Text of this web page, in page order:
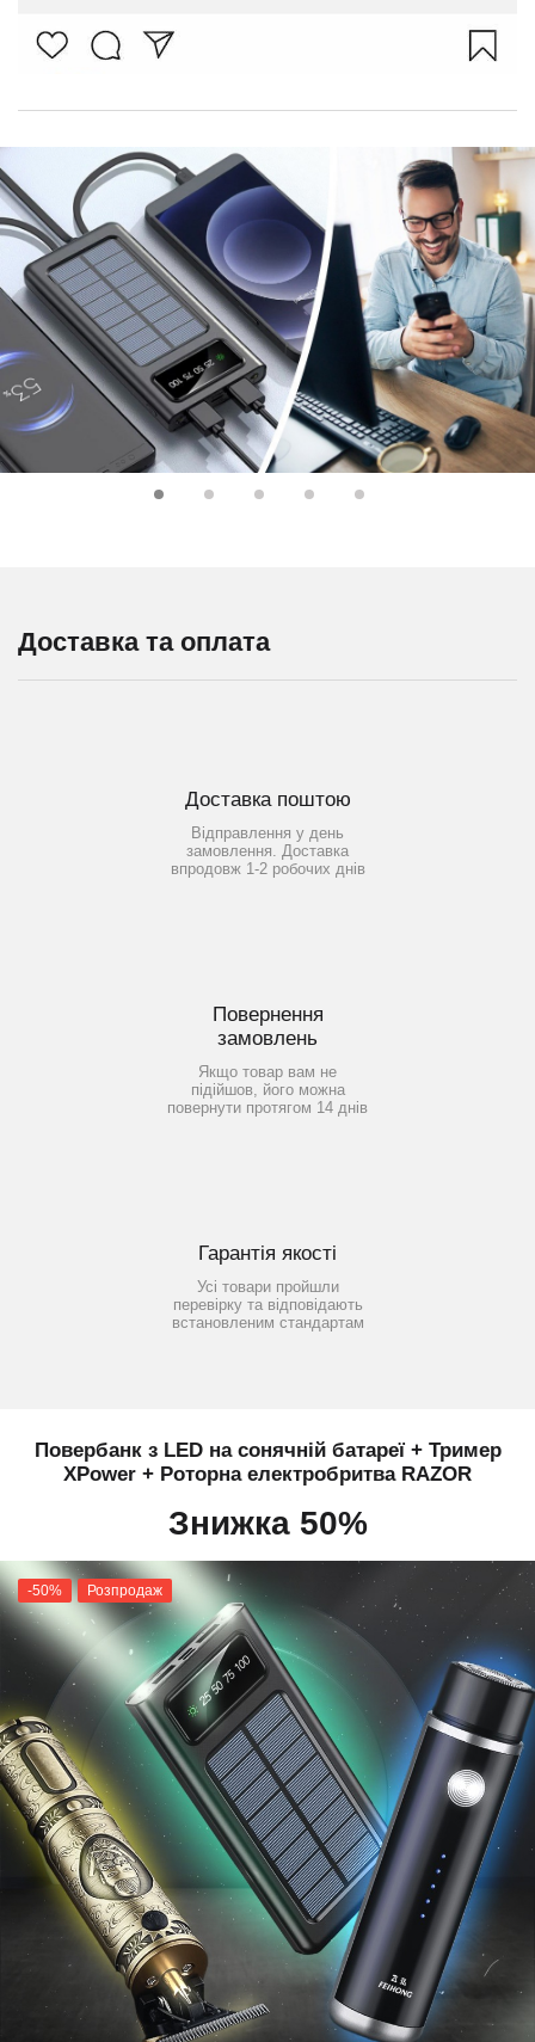
Доставка та оплата
Доставка поштою
Відправлення у день
замовлення. Доставка
впродовж 1-2 робочих днів
Повернення
замовлень
Якщо товар вам не
підійшов, його можна
повернути протягом 14 днів
Гарантія якості
Усі товари пройшли
перевірку та відповідають
встановленим стандартам
Повербанк з LED на сонячній батареї + Тример
XPower + Роторна електробритва RAZOR
Знижка 50%
-50% Розпродаж